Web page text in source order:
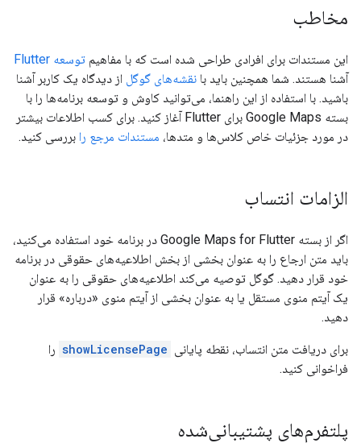
مخاطب
این مستندات برای افرادی طراحی شده است که با مفاهیم توسعه Flutter
آشنا هستند. شما همچنین باید با نقشه‌های گوگل از دیدگاه یک کاربر آشنا
باشید. با استفاده از این راهنما، می‌توانید کاوش و توسعه برنامه‌ها را با
بسته Google Maps برای Flutter آغاز کنید. برای کسب اطلاعات بیشتر
در مورد جزئیات خاص کلاس‌ها و متدها، مستندات مرجع را بررسی کنید.
الزامات انتساب
اگر از بسته Google Maps for Flutter در برنامه خود استفاده می‌کنید،
باید متن ارجاع را به عنوان بخشی از بخش اطلاعیه‌های حقوقی در برنامه
خود قرار دهید. گوگل توصیه می‌کند اطلاعیه‌های حقوقی را به عنوان
یک آیتم منوی مستقل یا به عنوان بخشی از آیتم منوی «درباره» قرار
دهید.
برای دریافت متن انتساب، نقطه پایانی showLicensePage را
فراخوانی کنید.
پلتفرم‌های پشتیبانی‌شده